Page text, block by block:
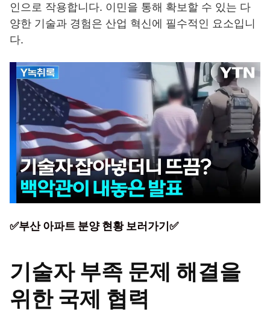
인으로 작용합니다. 이민을 통해 확보할 수 있는 다
양한 기술과 경험은 산업 혁신에 필수적인 요소입니
다.
✅부산 아파트 분양 현황 보러가기✅
기술자 부족 문제 해결을
위한 국제 협력